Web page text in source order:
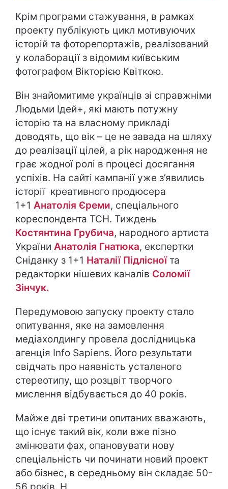
Крім програми стажування, в рамках
проекту публікують цикл мотивуючих
історій та фоторепортажів, реалізований
у колаборації з відомим київським
фотографом Вікторією Квіткою.
Він знайомитиме українців зі справжніми
Людьми Ідей+, які мають потужну
історію та на власному прикладі
доводять, що вік – це не завада на шляху
до реалізації цілей, а рік народження не
грає жодної ролі в процесі досягання
успіхів. На сайті кампанії уже з’явились
історії креативного продюсера
1+1 Анатолія Єреми, спеціального
кореспондента ТСН. Тиждень
Костянтина Грубича, народного артиста
України Анатолія Гнатюка, експертки
Сніданку з 1+1 Наталії Підлісноїта
редакторки нішевих каналів Соломії
Зінчук.
Передумовою запуску проекту стало
опитування, яке на замовлення
медіахолдингу провела дослідницька
агенція Info Sapiens. Його результати
свідчать про наявність усталеного
стереотипу, що розцвіт творчого
мислення відбувається до 40 років.
Майже дві третини опитаних вважають,
що існує такий вік, коли вже пізно
змінювати фах, опановувати нову
спеціальність чи починати новий проект
або бізнес, в середньому він складає 50-
56 років. Н